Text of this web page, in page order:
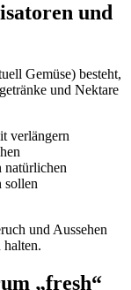
und
Gemüse) besteht,
und Nektare
verlängern
natürlichen
sollen
und Aussehen
halten.
„fresh“